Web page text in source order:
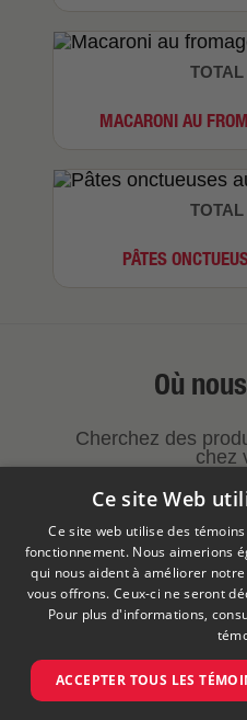
TOTAL
MACARONI AU
TOTAL
PÂTES
Où
Cherchez des
chez
Avis légal
Politique relative aux témoins
Saputo Services
Ce site Web
Ce site web utilise des
fonctionnement. Nous aimerions
qui nous aident à améliorer
vous offrons. Ceux-ci ne seront
Pour plus d'informations,
ACCEPTER TOUS LES